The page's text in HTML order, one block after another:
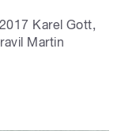
Karel Gott,
Martin